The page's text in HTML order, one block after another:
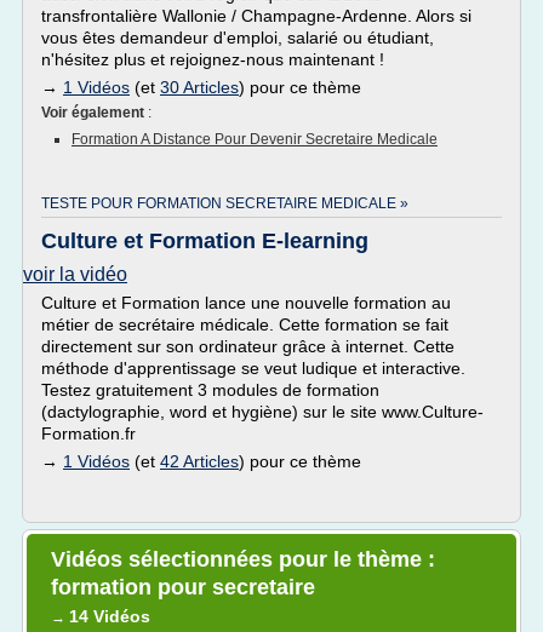
transfrontalière Wallonie / Champagne-Ardenne. Alors si
vous êtes demandeur d'emploi, salarié ou étudiant,
n'hésitez plus et rejoignez-nous maintenant !
→ 1 Vidéos (et 30 Articles) pour ce thème
Voir également :
Formation A Distance Pour Devenir Secretaire Medicale
TESTE POUR FORMATION SECRETAIRE MEDICALE »
Culture et Formation E-learning
voir la vidéo
Culture et Formation lance une nouvelle formation au
métier de secrétaire médicale. Cette formation se fait
directement sur son ordinateur grâce à internet. Cette
méthode d'apprentissage se veut ludique et interactive.
Testez gratuitement 3 modules de formation
(dactylographie, word et hygiène) sur le site www.Culture-
Formation.fr
→ 1 Vidéos (et 42 Articles) pour ce thème
Vidéos sélectionnées pour le thème :
formation pour secretaire
→ 14 Vidéos